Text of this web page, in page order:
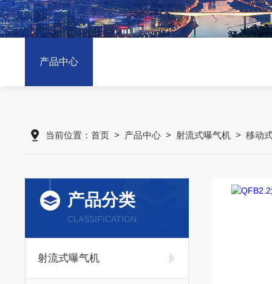
产品中心
当前位置： 首页> 产品中心> 射流式曝气机> 移动
产品分类
CLASSIFICATION
射流式曝气机